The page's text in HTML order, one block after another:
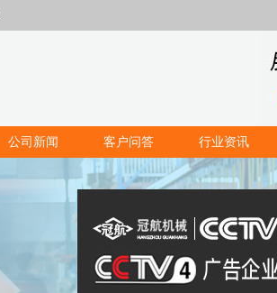
公司新闻 客户问答 行业资讯